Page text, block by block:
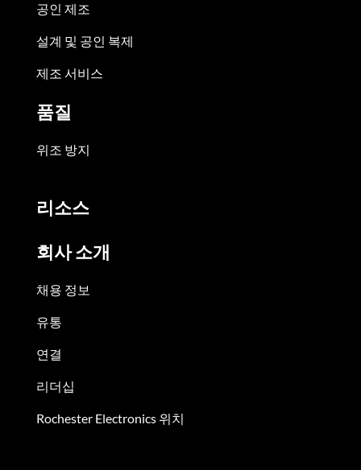
공인 제조
설계 및 공인 복제
제조 서비스
품질
위조 방지
리소스
회사 소개
채용 정보
유통
연결
리더십
Rochester Electronics 위치